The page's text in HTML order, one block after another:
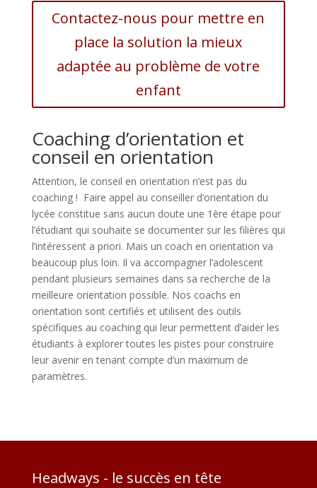
Contactez-nous pour mettre en
place la solution la mieux
adaptée au problème de votre
enfant
Coaching d’orientation et
conseil en orientation
Attention, le conseil en orientation n’est pas du
coaching ! Faire appel au conseiller d’orientation du
lycée constitue sans aucun doute une 1ère étape pour
l’étudiant qui souhaite se documenter sur les filières qui
l’intéressent a priori. Mais un coach en orientation va
beaucoup plus loin. Il va accompagner l’adolescent
pendant plusieurs semaines dans sa recherche de la
meilleure orientation possible. Nos coachs en
orientation sont certifiés et utilisent des outils
spécifiques au coaching qui leur permettent d’aider les
étudiants à explorer toutes les pistes pour construire
leur avenir en tenant compte d’un maximum de
paramètres.
Headways - le succès en tête